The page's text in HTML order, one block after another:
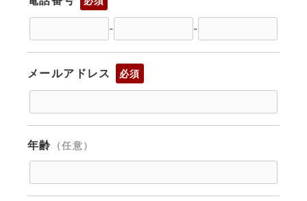
- -
メールアドレス 必須
年齢 （任意）